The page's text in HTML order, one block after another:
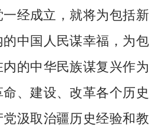
经成立，就将为包括新
中国人民谋幸福，为包
的中华民族谋复兴作为
、建设、改革各个历史
汲取治疆历史经验和教